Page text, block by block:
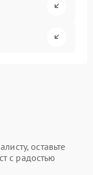
оставьте
с радостью